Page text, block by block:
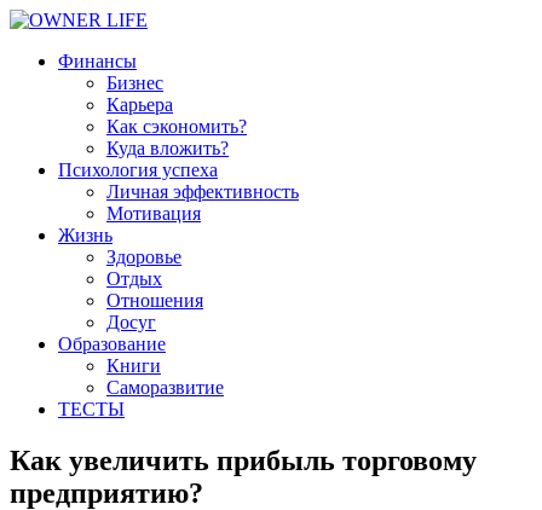
Финансы
Бизнес
Карьера
Как сэкономить?
Куда вложить?
Психология успеха
Личная эффективность
Мотивация
Жизнь
Здоровье
Отдых
Отношения
Досуг
Образование
Книги
Саморазвитие
ТЕСТЫ
Как увеличить прибыль торговому
предприятию?